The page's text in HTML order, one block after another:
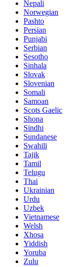
Nepali
Norwegian
Pashto
Persian
Punjabi
Serbian
Sesotho
Sinhala
Slovak
Slovenian
Somali
Samoan
Scots Gaelic
Shona
Sindhi
Sundanese
Swahili
Tajik
Tamil
Telugu
Thai
Ukrainian
Urdu
Uzbek
Vietnamese
Welsh
Xhosa
Yiddish
Yoruba
Zulu